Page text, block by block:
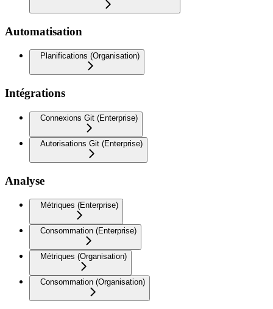
Automatisation
Planifications (Organisation)
Intégrations
Connexions Git (Enterprise)
Autorisations Git (Enterprise)
Analyse
Métriques (Enterprise)
Consommation (Enterprise)
Métriques (Organisation)
Consommation (Organisation)